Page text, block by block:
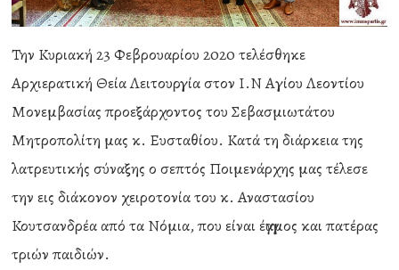
Την Κυριακή 23 Φεβρουαρίου 2020 τελέσθηκε
Αρχιερατική Θεία Λειτουργία στον Ι.Ν Αγίου Λεοντίου
Μονεμβασίας προεξάρχοντος του Σεβασμιωτάτου
Μητροπολίτη μας κ. Ευσταθίου. Κατά τη διάρκεια της
λατρευτικής σύναξης ο σεπτός Ποιμενάρχης μας τέλεσε
την εις διάκονον χειροτονία του κ. Αναστασίου
Κουτσανδρέα από τα Νόμια, που είναι έγγαμος και πατέρας
τριών παιδιών.